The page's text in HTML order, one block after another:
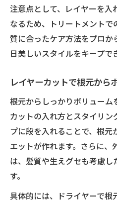
注意点として、レイヤーを入
なるため、トリートメント
質に合ったケア方法をプロか
日美しいスタイルをキープで
レイヤーカットで根元から
根元からしっかりボリューム
カットの入れ方とスタイリン
プに段を入れることで、根
エットが作れます。さらに、
は、髪質や生えグセも考慮し
す。
具体的には、ドライヤーで根